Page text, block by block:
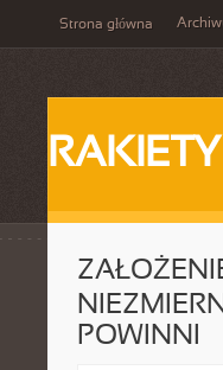
Strona główna
RAKIETY
POWINNI